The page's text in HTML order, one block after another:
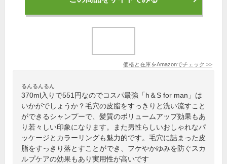
価格と在庫をAmazonでチェック >>
るんるんるん
370ml入りで551円なのでコスパ最強「h＆S for man」は
いかがでしょうか？毛穴の皮脂をすっきりと洗い流すこと
ができるシャンプーで、髪質のボリュームアップ効果もあ
り若々しい印象になります。また男性らしいおしゃれなパ
ッケージとカラーリングも魅力的です。毛穴に詰まった皮
脂をすっきり落とすことができ、フケやかゆみを防ぐスカ
ルプケアの効果もあり実用性が高いです